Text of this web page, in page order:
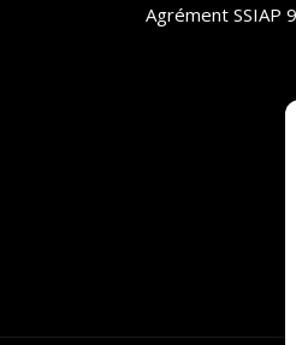
Agrément SSIAP